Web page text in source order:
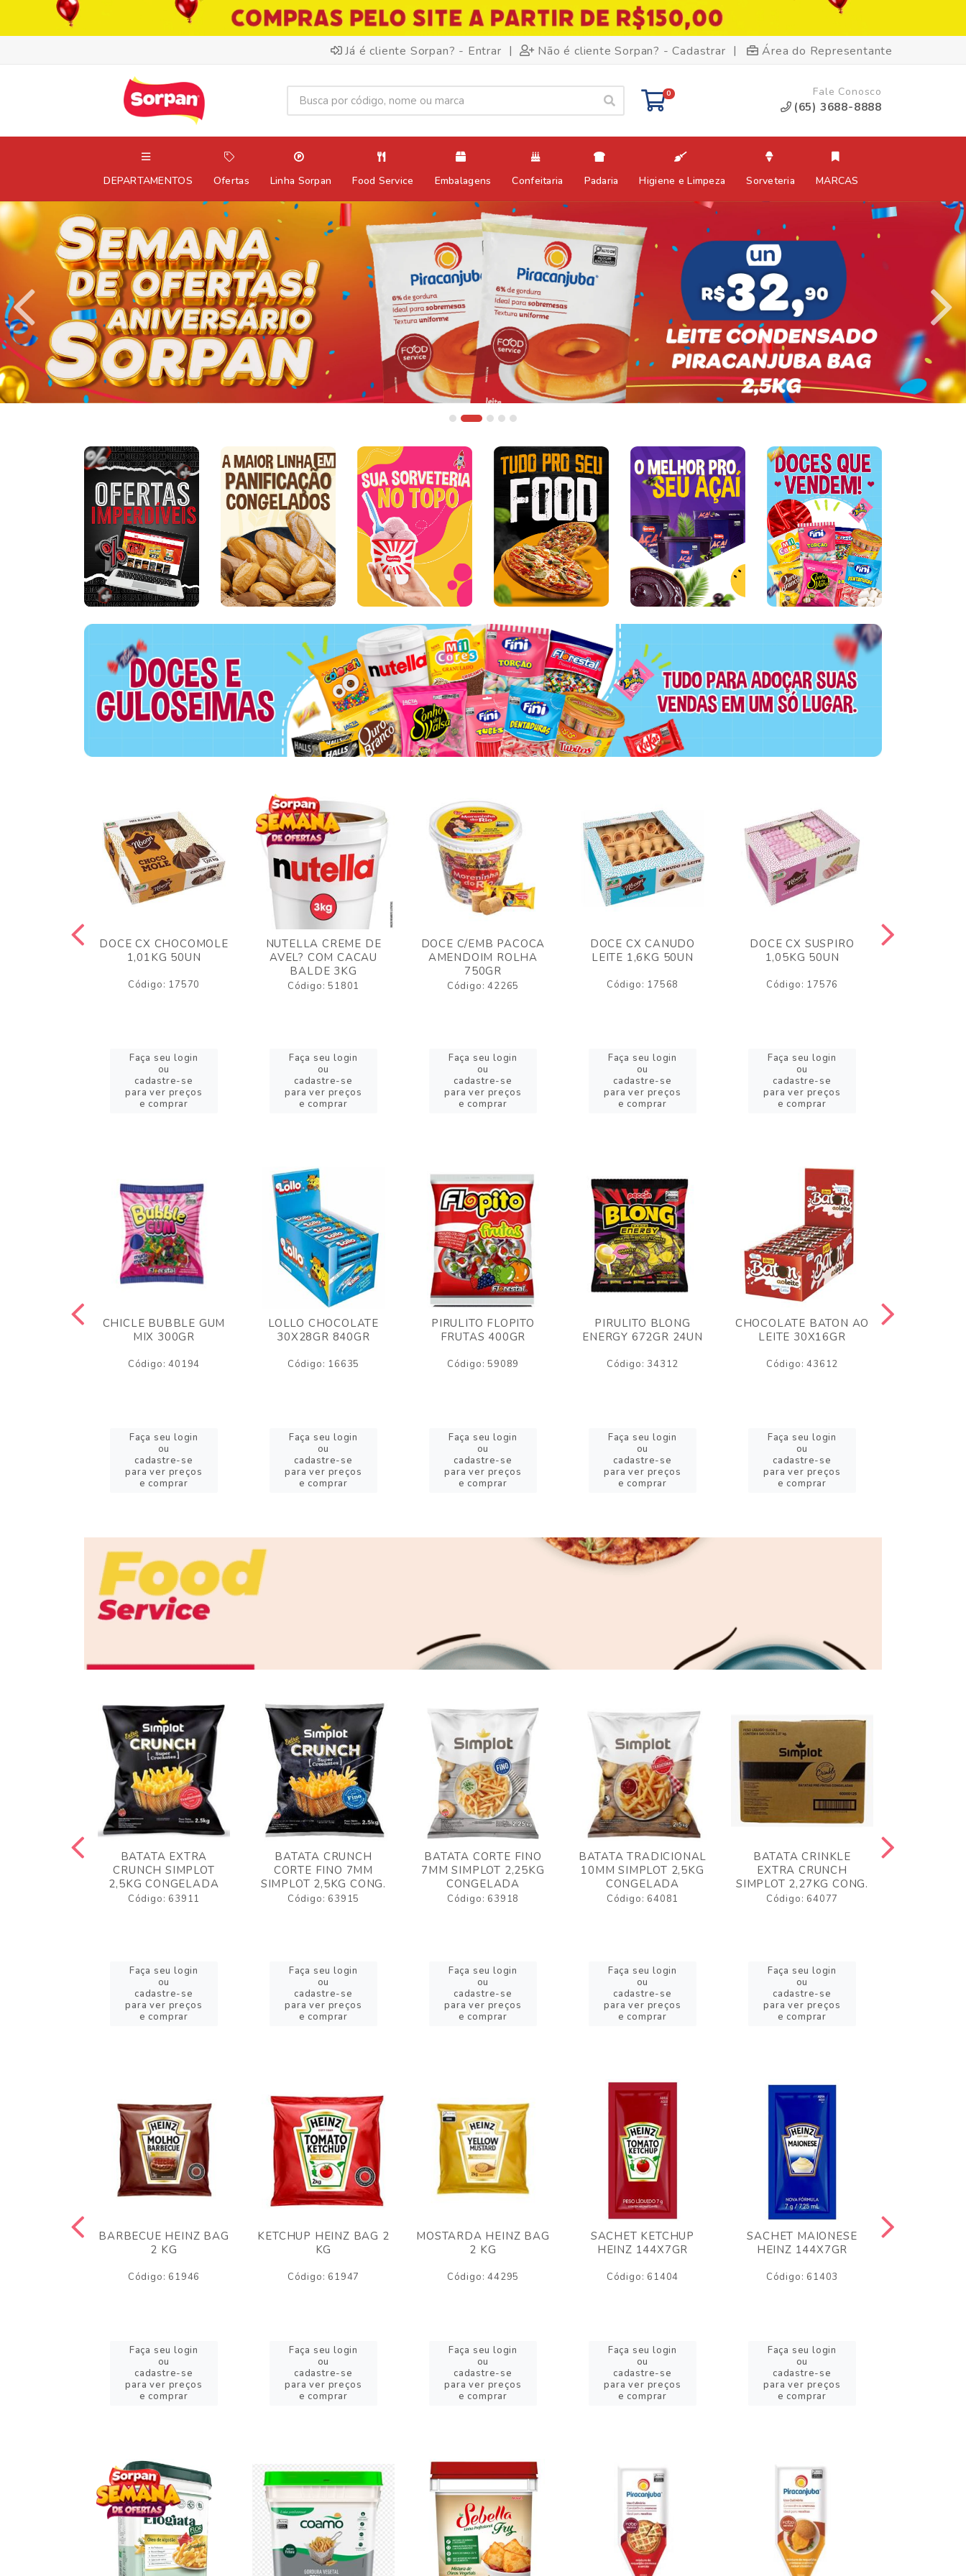
Já é cliente Sorpan? - Entrar | Não é cliente Sorpan? - Cadastrar | Área do Representante
0 Fale Conosco
(65) 3688-8888
DEPARTAMENTOS Ofertas Linha Sorpan Food Service Embalagens Confeitaria Padaria Higiene e Limpeza Sorveteria MARCAS
DOCE CX CHOCOMOLE
1,01KG 50UN
Código: 17570
Faça seu login
ou
cadastre-se
para ver preços
e comprar
NUTELLA CREME DE
AVEL? COM CACAU
BALDE 3KG
Código: 51801
Faça seu login
ou
cadastre-se
para ver preços
e comprar
DOCE C/EMB PACOCA
AMENDOIM ROLHA
750GR
Código: 42265
Faça seu login
ou
cadastre-se
para ver preços
e comprar
DOCE CX CANUDO
LEITE 1,6KG 50UN
Código: 17568
Faça seu login
ou
cadastre-se
para ver preços
e comprar
DOCE CX SUSPIRO
1,05KG 50UN
Código: 17576
Faça seu login
ou
cadastre-se
para ver preços
e comprar
CHICLE BUBBLE GUM
MIX 300GR
Código: 40194
Faça seu login
ou
cadastre-se
para ver preços
e comprar
LOLLO CHOCOLATE
30X28GR 840GR
Código: 16635
Faça seu login
ou
cadastre-se
para ver preços
e comprar
PIRULITO FLOPITO
FRUTAS 400GR
Código: 59089
Faça seu login
ou
cadastre-se
para ver preços
e comprar
PIRULITO BLONG
ENERGY 672GR 24UN
Código: 34312
Faça seu login
ou
cadastre-se
para ver preços
e comprar
CHOCOLATE BATON AO
LEITE 30X16GR
Código: 43612
Faça seu login
ou
cadastre-se
para ver preços
e comprar
BATATA EXTRA
CRUNCH SIMPLOT
2,5KG CONGELADA
Código: 63911
Faça seu login
ou
cadastre-se
para ver preços
e comprar
BATATA CRUNCH
CORTE FINO 7MM
SIMPLOT 2,5KG CONG.
Código: 63915
Faça seu login
ou
cadastre-se
para ver preços
e comprar
BATATA CORTE FINO
7MM SIMPLOT 2,25KG
CONGELADA
Código: 63918
Faça seu login
ou
cadastre-se
para ver preços
e comprar
BATATA TRADICIONAL
10MM SIMPLOT 2,5KG
CONGELADA
Código: 64081
Faça seu login
ou
cadastre-se
para ver preços
e comprar
BATATA CRINKLE
EXTRA CRUNCH
SIMPLOT 2,27KG CONG.
Código: 64077
Faça seu login
ou
cadastre-se
para ver preços
e comprar
BARBECUE HEINZ BAG
2 KG
Código: 61946
Faça seu login
ou
cadastre-se
para ver preços
e comprar
KETCHUP HEINZ BAG 2
KG
Código: 61947
Faça seu login
ou
cadastre-se
para ver preços
e comprar
MOSTARDA HEINZ BAG
2 KG
Código: 44295
Faça seu login
ou
cadastre-se
para ver preços
e comprar
SACHET KETCHUP
HEINZ 144X7GR
Código: 61404
Faça seu login
ou
cadastre-se
para ver preços
e comprar
SACHET MAIONESE
HEINZ 144X7GR
Código: 61403
Faça seu login
ou
cadastre-se
para ver preços
e comprar